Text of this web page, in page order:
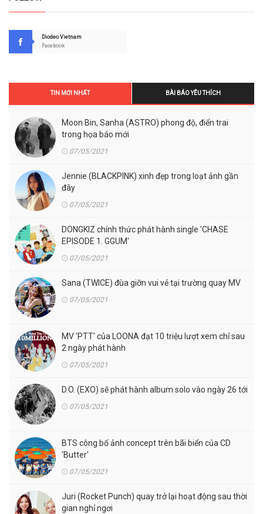
Diodeo Vietnam
Facebook
TIN MỚI NHẤT BÀI BÁO YÊU THÍCH
Moon Bin, Sanha (ASTRO) phong độ, điển trai
trong họa báo mới
07/05/2021
Jennie (BLACKPINK) xinh đẹp trong loạt ảnh gần
đây
07/05/2021
DONGKIZ chính thức phát hành single 'CHASE
EPISODE 1. GGUM'
07/05/2021
Sana (TWICE) đùa giỡn vui vẻ tại trường quay MV
07/05/2021
MV 'PTT' của LOONA đạt 10 triệu lượt xem chỉ sau
2 ngày phát hành
07/05/2021
D.O. (EXO) sẽ phát hành album solo vào ngày 26 tới
07/05/2021
BTS công bố ảnh concept trên bãi biển của CD
'Butter'
07/05/2021
Juri (Rocket Punch) quay trở lại hoạt động sau thời
gian nghỉ ngơi